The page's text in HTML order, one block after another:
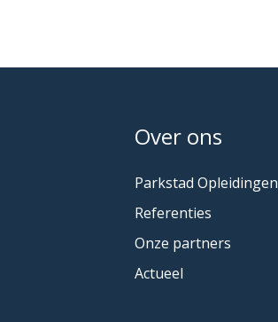
Over ons
Parkstad Opleidingen
Referenties
Onze partners
Actueel